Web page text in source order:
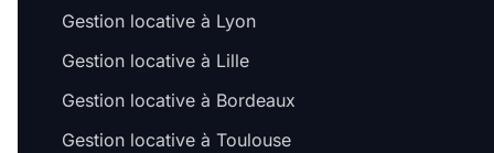
Gestion locative à Lyon
Gestion locative à Lille
Gestion locative à Bordeaux
Gestion locative à Toulouse